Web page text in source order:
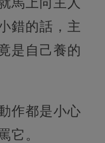
錯的話，主
是自己養的
作都是小心
它。